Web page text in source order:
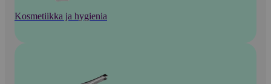
Kosmetiikka ja hygienia